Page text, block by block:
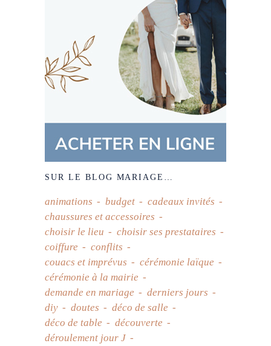
SUR LE BLOG MARIAGE…
animations budget
cadeaux invités
chaussures et accessoires
choisir le lieu
choisir ses prestataires
coiffure
conflits
couacs et imprévus
cérémonie laïque
cérémonie à la mairie
demande en mariage
derniers jours
diy
doutes
déco de salle
déco de table
découverte
déroulement jour J